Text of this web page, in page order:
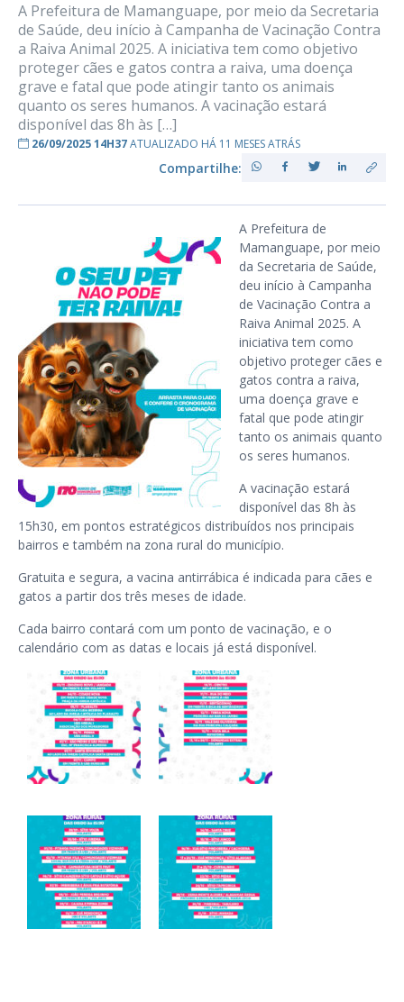
A Prefeitura de Mamanguape, por meio da Secretaria
de Saúde, deu início à Campanha de Vacinação Contra
a Raiva Animal 2025. A iniciativa tem como objetivo
proteger cães e gatos contra a raiva, uma doença
grave e fatal que pode atingir tanto os animais
quanto os seres humanos. A vacinação estará
disponível das 8h às […]
26/09/2025 14H37ATUALIZADO HÁ 11 MESES ATRÁS
Compartilhe:
A Prefeitura de
Mamanguape, por meio
da Secretaria de Saúde,
deu início à Campanha
de Vacinação Contra a
Raiva Animal 2025. A
iniciativa tem como
objetivo proteger cães e
gatos contra a raiva,
uma doença grave e
fatal que pode atingir
tanto os animais quanto
os seres humanos.
A vacinação estará
disponível das 8h às
15h30, em pontos estratégicos distribuídos nos principais
bairros e também na zona rural do município.
Gratuita e segura, a vacina antirrábica é indicada para cães e
gatos a partir dos três meses de idade.
Cada bairro contará com um ponto de vacinação, e o
calendário com as datas e locais já está disponível.